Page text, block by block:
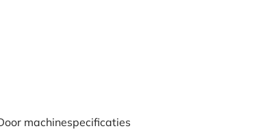
machinespecificaties